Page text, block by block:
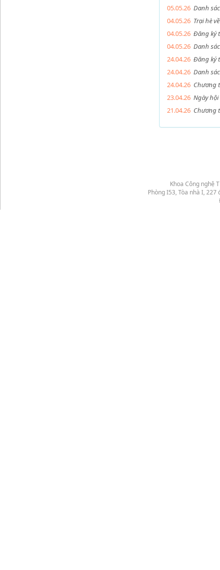
05.05.26 Danh
04.05.26 Trại hè
04.05.26 Đăng ký
04.05.26 Danh
24.04.26 Đăng ký
24.04.26 Danh
24.04.26 Chương
23.04.26 Ngày
21.04.26 Chương
Khoa Công nghệ
Phòng I53, Tòa nhà I,